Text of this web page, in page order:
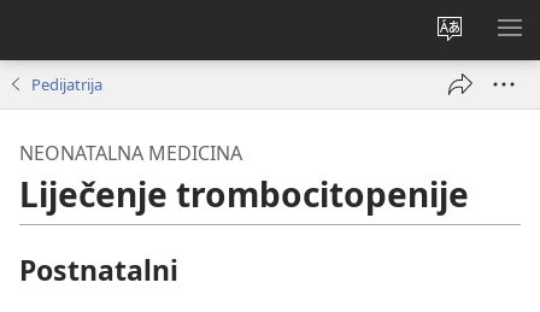
Promijeni
jezik
Pedijatrija
NEONATALNA MEDICINA
Liječenje trombocitopenije
Postnatalni